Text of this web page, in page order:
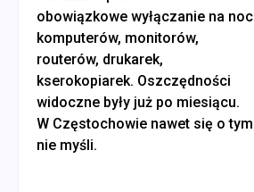
obowiązkowe wyłączanie na noc
komputerów, monitorów,
routerów, drukarek,
kserokopiarek. Oszczędności
widoczne były już po miesiącu.
W Częstochowie nawet się o tym
nie myśli.